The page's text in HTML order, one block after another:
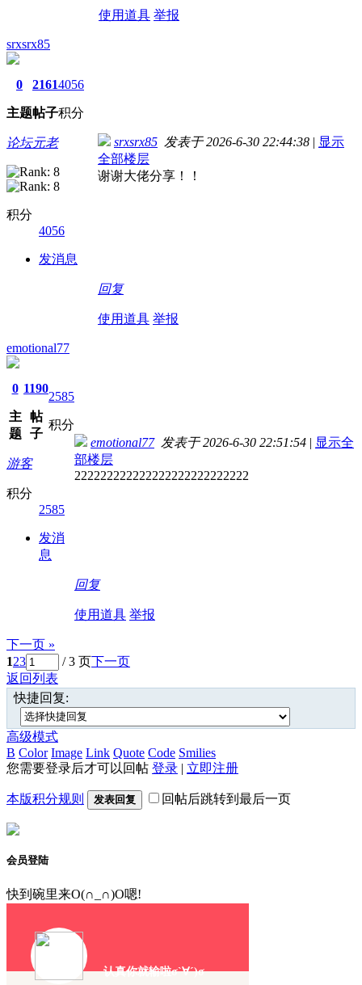
使用道具 举报
srxsrx85
0
主题
2161
帖子
4056
积分
论坛元老
积分
4056
发消息
srxsrx85 发表于 2026-6-30 22:44:38 | 显示
全部楼层
谢谢大佬分享！！
回复
使用道具 举报
emotional77
0
主
题
1190
帖
子
2585
积分
游客
积分
2585
发消
息
emotional77发表于 2026-6-30 22:51:54 | 显示全
部楼层
222222222222222222222222222
回复
使用道具 举报
下一页 »
123 / 3 页下一页
返回列表
快捷回复:
高级模式
B Color Image Link Quote Code Smilies
您需要登录后才可以回帖 登录 | 立即注册
本版积分规则 发表回复 回帖后跳转到最后一页
会员登陆
快到碗里来O(∩_∩)O嗯!
认真你就输啦σ`∀´)σ